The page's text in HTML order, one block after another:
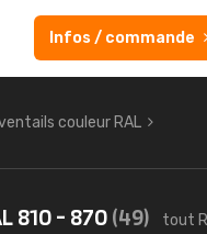
Infos / commande
couleur RAL
810 - 870(49) tout